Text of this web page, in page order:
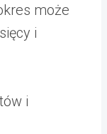
może
i
i